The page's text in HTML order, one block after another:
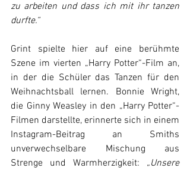
zu arbeiten und dass ich mit ihr tanzen
durfte.“
Grint spielte hier auf eine berühmte
Szene im vierten „Harry Potter“-Film an,
in der die Schüler das Tanzen für den
Weihnachtsball lernen. Bonnie Wright,
die Ginny Weasley in den „Harry Potter“-
Filmen darstellte, erinnerte sich in einem
Instagram-Beitrag an Smiths
unverwechselbare Mischung aus
Strenge und Warmherzigkeit: „Unsere